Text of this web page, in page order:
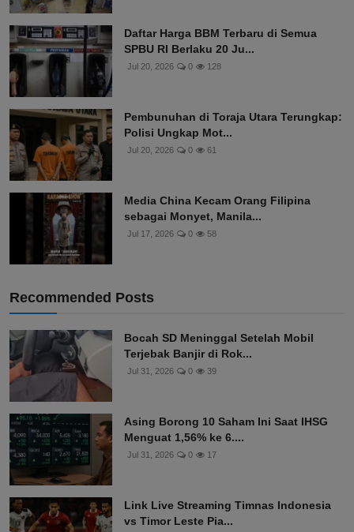
Daftar Harga BBM Terbaru di Semua
SPBU RI Berlaku 20 Ju...
Jul 20, 2026 0 128
Pembunuhan di Toraja Utara Terungkap:
Polisi Ungkap Mot...
Jul 20, 2026 0 61
Media China Kecam Orang Filipina
sebagai Monyet, Manila...
Jul 17, 2026 0 58
Recommended Posts
Bocah SD Meninggal Setelah Mobil
Terjebak Banjir di Rok...
Jul 31, 2026 0 39
Asing Borong 10 Saham Ini Saat IHSG
Menguat 1,56% ke 6....
Jul 31, 2026 0 17
Link Live Streaming Timnas Indonesia
vs Timor Leste Pia...